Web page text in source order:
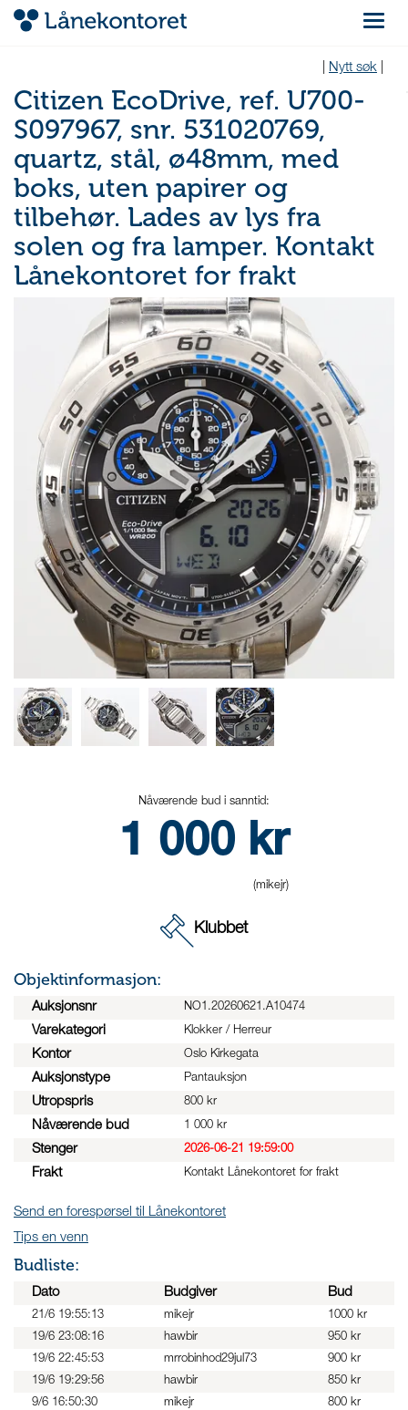
Nytt søk
Citizen EcoDrive, ref. U700-
S097967, snr. 531020769,
quartz, stål, ø48mm, med
boks, uten papirer og
tilbehør. Lades av lys fra
solen og fra lamper. Kontakt
Lånekontoret for frakt
Nåværende bud i sanntid:
1 000 kr
(mikejr)
Klubbet
Objektinformasjon:
Auksjonsnr NO1.20260621.A10474
Varekategori Klokker / Herreur
Kontor Oslo Kirkegata
Auksjonstype Pantauksjon
Utropspris 800 kr
Nåværende bud 1 000 kr
Stenger 2026-06-21 19:59:00
Frakt Kontakt Lånekontoret for frakt
Send en forespørsel til Lånekontoret
Tips en venn
Budliste:
Dato Budgiver Bud
21/6 19:55:13 mikejr
1000 kr
19/6 23:08:16
hawbir
950 kr
19/6 22:45:53
mrrobinhod29jul73
900 kr
19/6 19:29:56
hawbir
850 kr
9/6 16:50:30
mikejr 800 kr